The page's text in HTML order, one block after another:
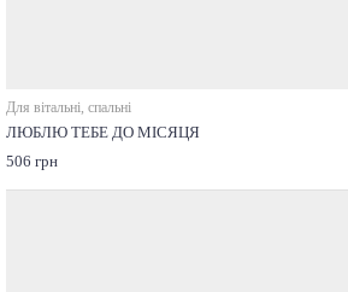
Для вітальні, спальні
ЛЮБЛЮ ТЕБЕ ДО МІСЯЦЯ
506 грн